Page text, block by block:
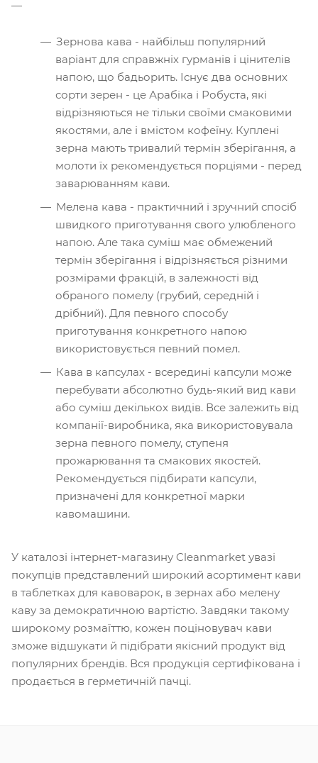
Зернова кава - найбільш популярний
варіант для справжніх гурманів і цінителів
напою, що бадьорить. Існує два основних
сорти зерен - це Арабіка і Робуста, які
відрізняються не тільки своїми смаковими
якостями, але і вмістом кофеїну. Куплені
зерна мають тривалий термін зберігання, а
молоти їх рекомендується порціями - перед
заварюванням кави.
Мелена кава - практичний і зручний спосіб
швидкого приготування свого улюбленого
напою. Але така суміш має обмежений
термін зберігання і відрізняється різними
розмірами фракцій, в залежності від
обраного помелу (грубий, середній і
дрібний). Для певного способу
приготування конкретного напою
використовується певний помел.
Кава в капсулах - всередині капсули може
перебувати абсолютно будь-який вид кави
або суміш декількох видів. Все залежить від
компанії-виробника, яка використовувала
зерна певного помелу, ступеня
прожарювання та смакових якостей.
Рекомендується підбирати капсули,
призначені для конкретної марки
кавомашини.
У каталозі інтернет-магазину Cleanmarket увазі
покупців представлений широкий асортимент кави
в таблетках для кавоварок, в зернах або мелену
каву за демократичною вартістю. Завдяки такому
широкому розмаїттю, кожен поціновувач кави
зможе відшукати й підібрати якісний продукт від
популярних брендів. Вся продукція сертифікована і
продається в герметичній пачці.